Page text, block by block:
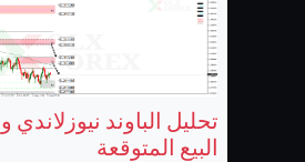
تحليل الباوند
البيع المتوقعة